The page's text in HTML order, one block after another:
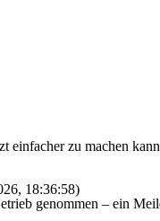
einfacher zu machen
18:36:58)
genommen – ein